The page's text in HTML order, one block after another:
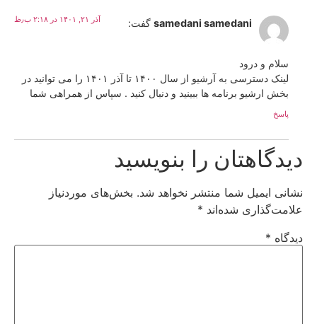
samedani samedani گفت: آذر ۲۱, ۱۴۰۱ در ۲:۱۸ ب٫ظ
سلام و درود
لینک دسترسی به آرشیو از سال ۱۴۰۰ تا آذر ۱۴۰۱ را می توانید در
بخش ارشیو برنامه ها ببینید و دنبال کنید . سپاس از همراهی شما
پاسخ
دیدگاهتان را بنویسید
نشانی ایمیل شما منتشر نخواهد شد. بخش‌های موردنیاز
علامت‌گذاری شده‌اند *
دیدگاه *